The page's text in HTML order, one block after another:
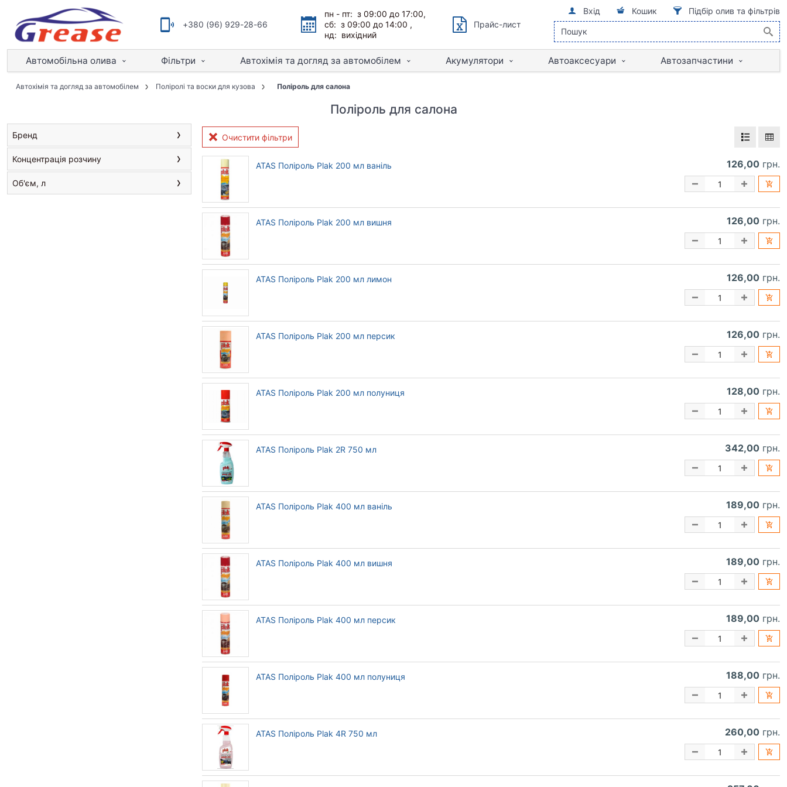
+380 (96) 929-28-66
пн - пт: з 09:00 до 17:00,
сб: з 09:00 до 14:00 ,
нд: вихідний
Прайс-лист
Вхід Кошик Підбір олив та фільтрів
Автомобільна олива Фільтри Автохімія та догляд за автомобілем Акумулятори Автоаксесуари Автозапчастини
Автохімія та догляд за автомобілем Поліролі та воски для кузова Поліроль для салона
Поліроль для салона
Бренд
Концентрація розчину
Об'єм, л
Очистити фільтри
ATAS Поліроль Plak 200 мл ваніль 126,00 грн.
ATAS Поліроль Plak 200 мл вишня 126,00 грн.
ATAS Поліроль Plak 200 мл лимон 126,00 грн.
ATAS Поліроль Plak 200 мл персик 126,00 грн.
ATAS Поліроль Plak 200 мл полуниця 128,00 грн.
ATAS Поліроль Plak 2R 750 мл 342,00 грн.
ATAS Поліроль Plak 400 мл ваніль 189,00 грн.
ATAS Поліроль Plak 400 мл вишня 189,00 грн.
ATAS Поліроль Plak 400 мл персик 189,00 грн.
ATAS Поліроль Plak 400 мл полуниця 188,00 грн.
ATAS Поліроль Plak 4R 750 мл 260,00 грн.